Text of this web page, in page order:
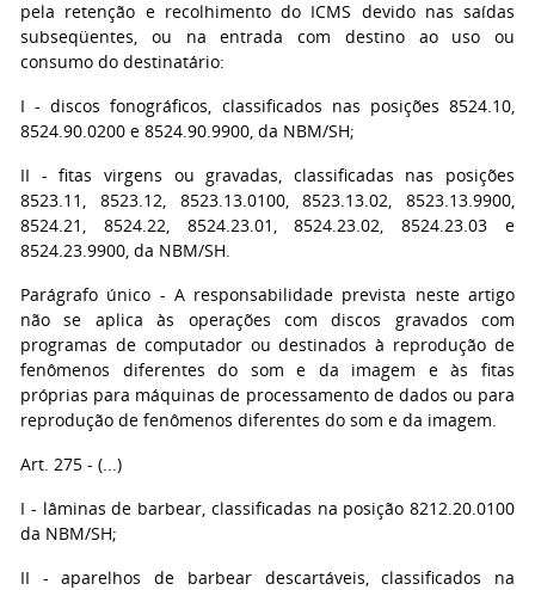
pela retenção e recolhimento do ICMS devido nas saídas
subseqüentes, ou na entrada com destino ao uso ou
consumo do destinatário:
I - discos fonográficos, classificados nas posições 8524.10,
8524.90.0200 e 8524.90.9900, da NBM/SH;
II - fitas virgens ou gravadas, classificadas nas posições
8523.11, 8523.12, 8523.13.0100, 8523.13.02, 8523.13.9900,
8524.21, 8524.22, 8524.23.01, 8524.23.02, 8524.23.03 e
8524.23.9900, da NBM/SH.
Parágrafo único - A responsabilidade prevista neste artigo
não se aplica às operações com discos gravados com
programas de computador ou destinados à reprodução de
fenômenos diferentes do som e da imagem e às fitas
próprias para máquinas de processamento de dados ou para
reprodução de fenômenos diferentes do som e da imagem.
Art. 275 - (...)
I - lâminas de barbear, classificadas na posição 8212.20.0100
da NBM/SH;
II - aparelhos de barbear descartáveis, classificados na